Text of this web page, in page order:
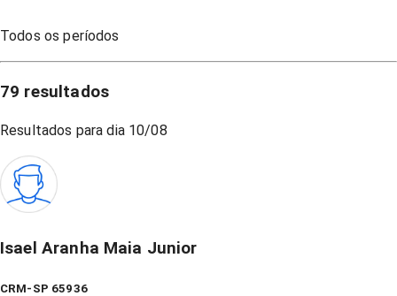
Todos os períodos
79 resultados
Resultados para dia 10/08
Isael Aranha Maia Junior
CRM-SP 65936